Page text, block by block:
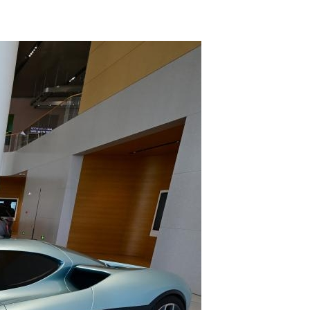
한국어
Deutsch
Português
Kiswahili
Italiano
Қазақ тілі
ภาษาไทย
Bahasa Melayu
Ελληνικά
Tiếng Việt